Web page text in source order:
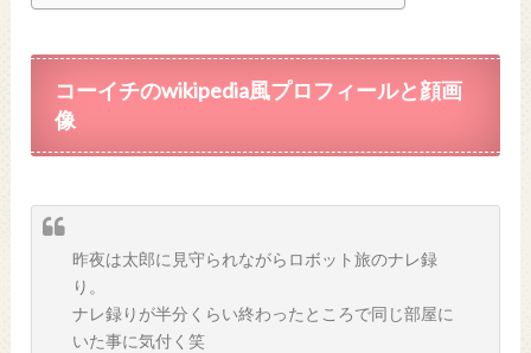
コーイチのwikipedia風プロフィールと顔画
像
昨夜は太郎に見守られながらロボット旅のナレ録
り。
ナレ録りが半分くらい終わったところで同じ部屋に
いた事に気付く笑